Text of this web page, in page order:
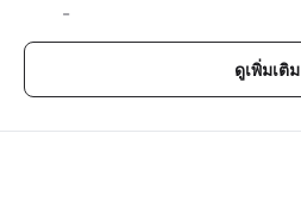
-
ดูเพิ่มเติม